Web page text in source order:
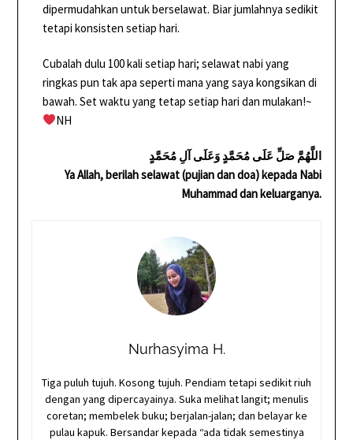
dipermudahkan untuk berselawat. Biar jumlahnya sedikit
tetapi konsisten setiap hari.
Cubalah dulu 100 kali setiap hari; selawat nabi yang
ringkas pun tak apa seperti mana yang saya kongsikan di
bawah. Set waktu yang tetap setiap hari dan mulakan!~
NH
اللَّهُمَّ صَلِّ عَلَى مُحَمَّدٍ وَعَلَى آلِ مُحَمَّدٍ
Ya Allah, berilah selawat (pujian dan doa) kepada Nabi
Muhammad dan keluarganya.
Nurhasyima H.
Tiga puluh tujuh. Kosong tujuh. Pendiam tetapi sedikit riuh
dengan yang dipercayainya. Suka melihat langit; menulis
coretan; membelek buku; berjalan-jalan; dan belayar ke
pulau kapuk. Bersandar kepada “ada tidak semestinya